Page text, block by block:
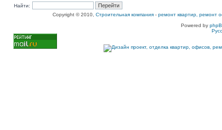
Найти:
Copyright © 2010, Строительная компания - ремонт квартир, ремонт
Powered by